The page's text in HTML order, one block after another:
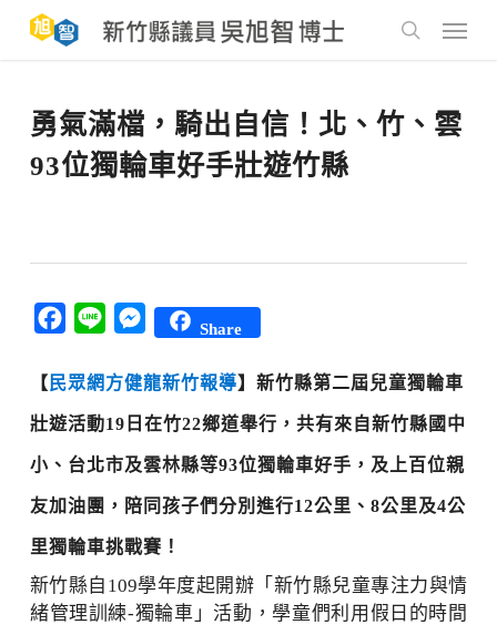
main
Menu
勇氣滿檔，騎出自信！北、竹、雲
93位獨輪車好手壯遊竹縣
Facebook
Line Messenger
Share
【 民眾網方健龍新竹報導】 新竹縣第二屆兒童獨輪車
壯遊活動19日在竹22鄉道舉行，共有來自新竹縣國中
小、台北市及雲林縣等93位獨輪車好手，及上百位親
友加油團，陪同孩子們分別進行12公里、8公里及4公
里獨輪車挑戰賽！
新竹縣自109學年度起開辦「新竹縣兒童專注力與情
緒管理訓練-獨輪車」活動，學童們利用假日的時間